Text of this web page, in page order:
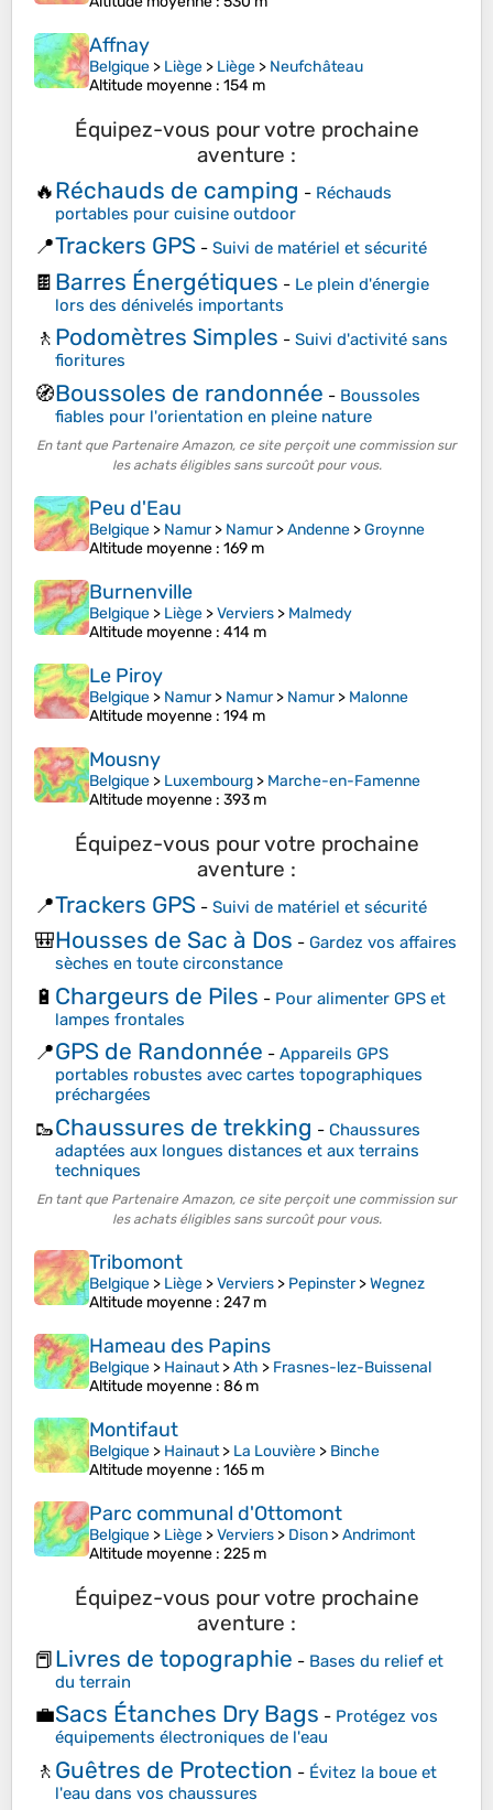
Affnay
Belgique > Liège > Liège > Neufchâteau
Altitude moyenne : 154 m
Équipez-vous pour votre prochaine
aventure :
🔥Réchauds de camping - Réchauds
portables pour cuisine outdoor
📍Trackers GPS - Suivi de matériel et sécurité
🍫 Barres Énergétiques - Le plein d'énergie
lors des dénivelés importants
🚶 Podomètres Simples - Suivi d'activité sans
fioritures
🧭Boussoles de randonnée - Boussoles
fiables pour l'orientation en pleine nature
En tant que Partenaire Amazon, ce site perçoit une commission sur
les achats éligibles sans surcoût pour vous.
Peu d'Eau
Belgique > Namur> Namur>Andenne >Groynne
Altitude moyenne : 169 m
Burnenville
Belgique > Liège >Verviers > Malmedy
Altitude moyenne : 414 m
Le Piroy
Belgique > Namur> Namur> Namur> Malonne
Altitude moyenne : 194 m
Mousny
Belgique > Luxembourg > Marche-en-Famenne
Altitude moyenne : 393 m
Équipez-vous pour votre prochaine
aventure :
📍Trackers GPS - Suivi de matériel et sécurité
🎒Housses de Sac à Dos - Gardez vos affaires
sèches en toute circonstance
🔋 Chargeurs de Piles - Pour alimenter GPS et
lampes frontales
📍GPS de Randonnée - Appareils GPS
portables robustes avec cartes topographiques
préchargées
🥾Chaussures de trekking - Chaussures
adaptées aux longues distances et aux terrains
techniques
En tant que Partenaire Amazon, ce site perçoit une commission sur
les achats éligibles sans surcoût pour vous.
Tribomont
Belgique > Liège >Verviers > Pepinster>Wegnez
Altitude moyenne : 247 m
Hameau des Papins
Belgique > Hainaut>Ath > Frasnes-lez-Buissenal
Altitude moyenne : 86 m
Montifaut
Belgique > Hainaut> La Louvière > Binche
Altitude moyenne : 165 m
Parc communal d'Ottomont
Belgique > Liège >Verviers > Dison >Andrimont
Altitude moyenne : 225 m
Équipez-vous pour votre prochaine
aventure :
📕Livres de topographie - Bases du relief et
du terrain
💼Sacs Étanches Dry Bags - Protégez vos
équipements électroniques de l'eau
🚶 Guêtres de Protection - Évitez la boue et
l'eau dans vos chaussures